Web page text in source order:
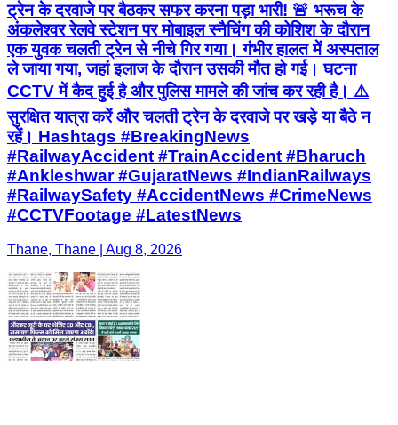
ट्रेन के दरवाजे पर बैठकर सफर करना पड़ा भारी! 🚨 भरूच के
अंकलेश्वर रेलवे स्टेशन पर मोबाइल स्नैचिंग की कोशिश के दौरान
एक युवक चलती ट्रेन से नीचे गिर गया। गंभीर हालत में अस्पताल
ले जाया गया, जहां इलाज के दौरान उसकी मौत हो गई। घटना
CCTV में कैद हुई है और पुलिस मामले की जांच कर रही है। ⚠️
सुरक्षित यात्रा करें और चलती ट्रेन के दरवाजे पर खड़े या बैठे न
रहें। Hashtags #BreakingNews
#RailwayAccident #TrainAccident #Bharuch
#Ankleshwar #GujaratNews #IndianRailways
#RailwaySafety #AccidentNews #CrimeNews
#CCTVFootage #LatestNews
Thane, Thane | Aug 8, 2026